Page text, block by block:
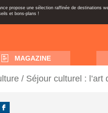
propose une sélection raffinée de destinations
et bons-plans !
MAGAZINE
/ Séjour culturel :